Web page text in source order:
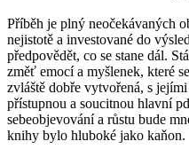
Příběh je plný neočekávaných
nejistotě a investované do
předpovědět, co se stane dál.
změť emocí a myšlenek, které
zvláště dobře vytvořená, s
přístupnou a soucitnou hlavní
sebeobjevování a růstu bude
knihy bylo hluboké jako kaňon.